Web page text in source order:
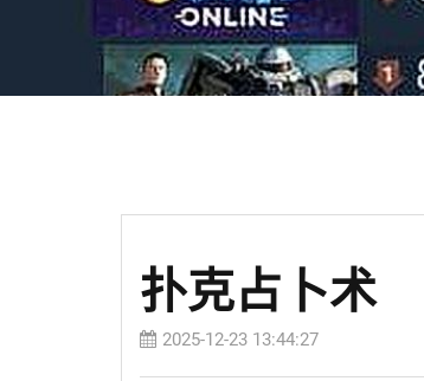
扑克占卜术
2025-12-23 13:44:27